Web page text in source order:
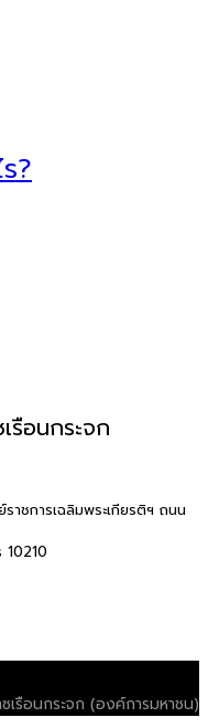
?
รือนกระจก
ชการเฉลิมพระเกียรติฯ ถนน
เรือนกระจก (องค์การมหาชน)